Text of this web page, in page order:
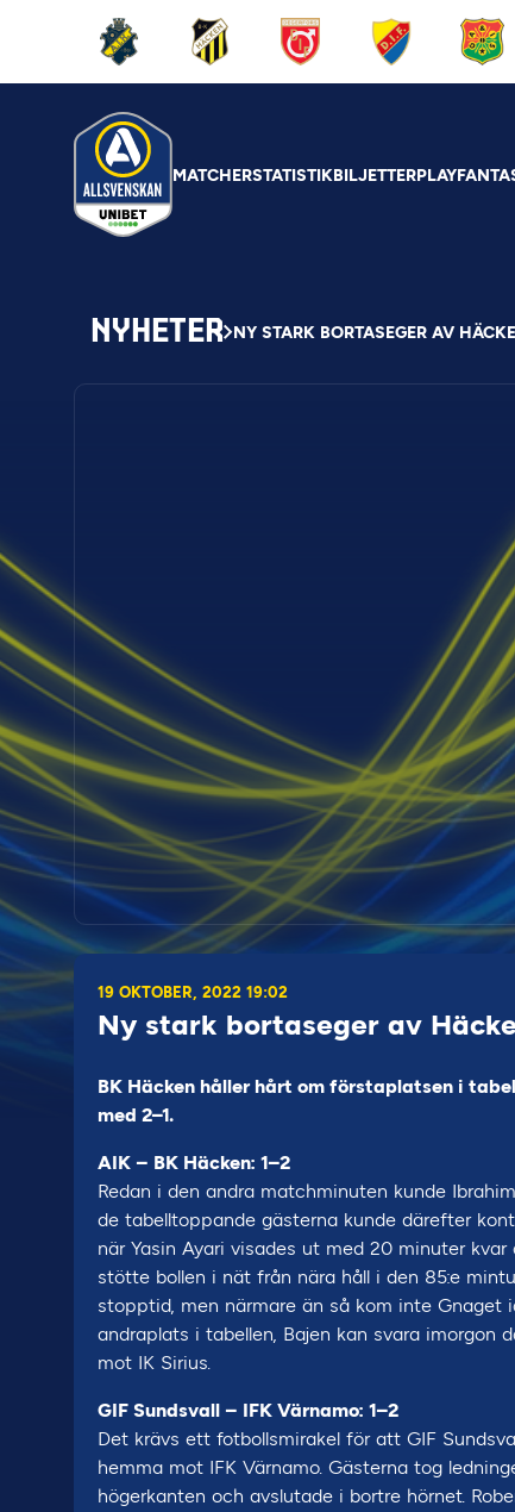
MATCHERSTATISTIKBILJETTERPLAY
NYHETER NY STARK BORTASEGER AV
19 OKTOBER, 2022 19:02
Ny stark bortaseger av
BK Häcken håller hårt om förstaplatsen i
med 2–1.
AIK – BK Häcken: 1–2
Redan i den andra matchminuten kunde
de tabelltoppande gästerna kunde därefter
när Yasin Ayari visades ut med 20 minuter
stötte bollen i nät från nära håll i den 85:e
stopptid, men närmare än så kom inte Gnaget
andraplats i tabellen, Bajen kan svara imorgon
mot IK Sirius.
GIF Sundsvall – IFK Värnamo: 1–2
Det krävs ett fotbollsmirakel för att GIF
hemma mot IFK Värnamo. Gästerna tog
högerkanten och avslutade i bortre hörnet.